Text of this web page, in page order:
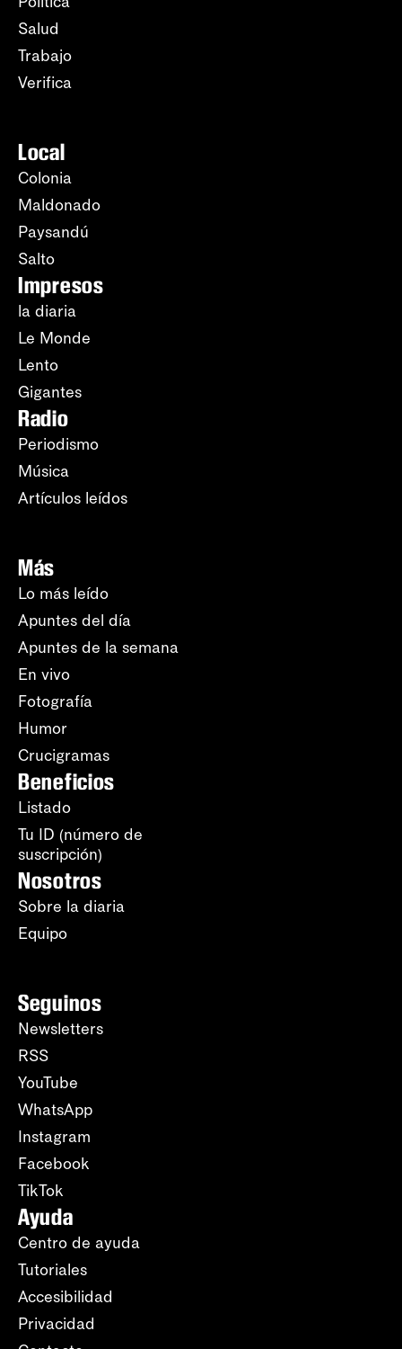
Salud
Trabajo
Verifica
Local
Colonia
Maldonado
Paysandú
Salto
Impresos
la diaria
Le Monde
Lento
Gigantes
Radio
Periodismo
Música
Artículos leídos
Más
Lo más leído
Apuntes del día
Apuntes de la semana
En vivo
Fotografía
Humor
Crucigramas
Beneficios
Listado
Tu ID (número de
suscripción)
Nosotros
Sobre la diaria
Equipo
Seguinos
Newsletters
RSS
YouTube
WhatsApp
Instagram
Facebook
TikTok
Ayuda
Centro de ayuda
Tutoriales
Accesibilidad
Privacidad